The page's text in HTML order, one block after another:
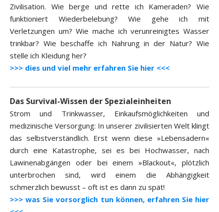
Zivilisation. Wie berge und rette ich Kameraden? Wie
funktioniert Wiederbelebung? Wie gehe ich mit
Verletzungen um? Wie mache ich verunreinigtes Wasser
trinkbar? Wie beschaffe ich Nahrung in der Natur? Wie
stelle ich Kleidung her?
>>> dies und viel mehr erfahren Sie hier <<<
Das Survival-Wissen der Spezialeinheiten
Strom und Trinkwasser, Einkaufsmöglichkeiten und
medizinische Versorgung: In unserer zivilisierten Welt klingt
das selbstverständlich. Erst wenn diese »Lebensadern«
durch eine Katastrophe, sei es bei Hochwasser, nach
Lawinenabgängen oder bei einem »Blackout«, plötzlich
unterbrochen sind, wird einem die Abhängigkeit
schmerzlich bewusst – oft ist es dann zu spät!
>>> was Sie vorsorglich tun können, erfahren Sie hier